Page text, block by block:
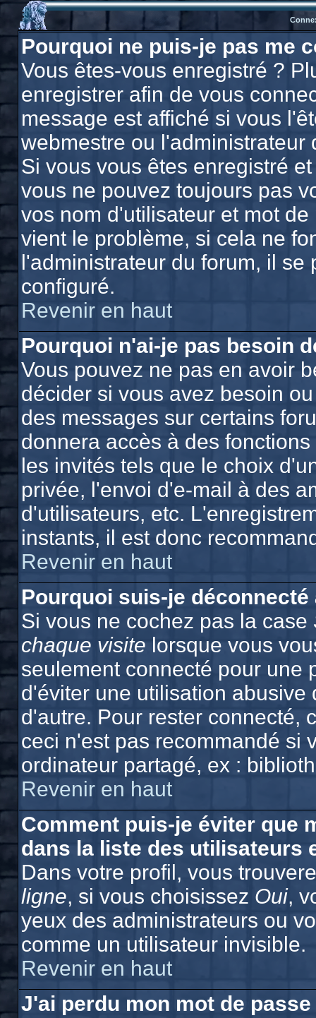
Pourquoi ne puis-je pas me
Vous êtes-vous enregistré ?
enregistrer afin de vous
message est affiché si vous
webmestre ou l'administrateur
Si vous vous êtes enregistré
vous ne pouvez toujours pas
vos nom d'utilisateur et mot
vient le problème, si cela ne
l'administrateur du forum, il se
configuré.
Revenir en haut
Pourquoi n'ai-je pas besoin
Vous pouvez ne pas en avoir
décider si vous avez besoin
des messages sur certains
donnera accès à des
les invités tels que le choix
privée, l'envoi d'e-mail à des
d'utilisateurs, etc.
instants, il est donc
Revenir en haut
Pourquoi suis-je
Si vous ne cochez pas la case
chaque visite lorsque vous
seulement connecté pour une
d'éviter une utilisation
d'autre. Pour rester connecté,
ceci n'est pas recommandé si
ordinateur partagé, ex :
Revenir en haut
Comment puis-je éviter que
dans la liste des utilisateurs
Dans votre profil, vous
ligne, si vous choisissez Oui,
yeux des administrateurs ou
comme un utilisateur invisible.
Revenir en haut
J'ai perdu mon mot de passe